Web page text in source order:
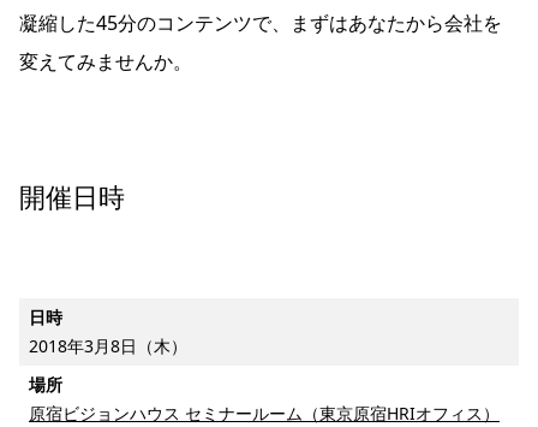
凝縮した45分のコンテンツで、まずはあなたから会社を
変えてみませんか。
開催日時
日時
2018年3月8日（木）
場所
原宿ビジョンハウス セミナールーム（東京原宿HRIオフィス）